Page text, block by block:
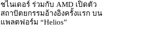
ชไนเดอร์ ร่วมกับ AMD เปิดตัว
สถาปัตยกรรมอ้างอิงครั้งแรก บน
แพลตฟอร์ม “Helios”